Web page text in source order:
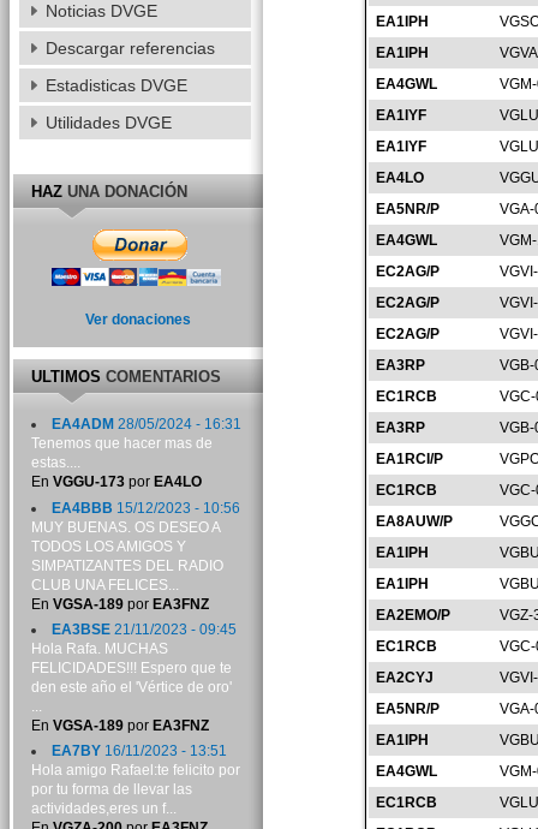
EA1IPH
EA1IPH
EA4GWL
EA1IYF
EA1IYF
EA4LO
EA5NR/P
EA4GWL
EC2AG/P
EC2AG/P
EC2AG/P
EA3RP
EC1RCB
EA3RP
EA1RCI/P
EC1RCB
EA8AUW/P
EA1IPH
EA1IPH
EA2EMO/P
VGZ-
EC1RCB
EA2CYJ
EA5NR/P
EA1IPH
EA4GWL
EC1RCB
Noticias DVGE
Descargar referencias
Estadisticas DVGE
Utilidades DVGE
HAZUNA DONACIÓN
Ver donaciones
ULTIMOSCOMENTARIOS
EA4ADM 28/05/2024 - 16:31
Tenemos que hacer mas de
estas....
En VGGU-173por EA4LO
EA4BBB 15/12/2023 - 10:56
MUY BUENAS. OS DESEO A
TODOS LOS AMIGOS Y
SIMPATIZANTES DEL RADIO
CLUB UNA FELICES...
En VGSA-189por EA3FNZ
EA3BSE21/11/2023 - 09:45
Hola Rafa. MUCHAS
FELICIDADES!!! Espero que te
den este año el 'Vértice de oro'
...
En VGSA-189por EA3FNZ
EA7BY16/11/2023 - 13:51
Hola amigo Rafael:te felicito por
por tu forma de llevar las
actividades,eres un f...